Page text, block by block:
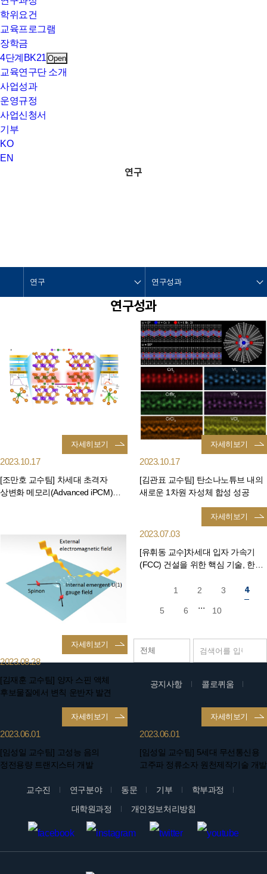
학위요건
교육프로그램
장학금
4단계BK21 Open
교육연구단 소개
사업성과
운영규정
사업신청서
기부
KO
EN
연구
연구 연구성과
연구성과
자세히보기
2023.10.17
[조만호 교수팀] 차세대 초격자
상변화 메모리(Advanced iPCM)
자세히보기
2023.10.17
[김관표 교수팀] 탄소나노튜브 내의
새로운 1차원 자성체 합성 성공
자세히보기
2023.08.28
[김재훈 교수팀] 양자 스핀 액체
후보물질에서 변칙 운반자 발견
자세히보기
2023.07.03
[유휘동 교수]차세대 입자 가속기
(FCC) 건설을 위한 핵심 기술, 한국
자세히보기
2023.06.01
[임성일 교수팀] 고성능 음의
정전용량 트랜지스터 개발
자세히보기
2023.06.01
[임성일 교수팀] 5세대 무선통신용
고주파 정류소자 원천제작기술 개발
1 2 3 4
5 6 ... 10
공지사항 콜로퀴움
교수진 연구분야 동문 기부
학부과정
대학원과정
개인정보처리방침